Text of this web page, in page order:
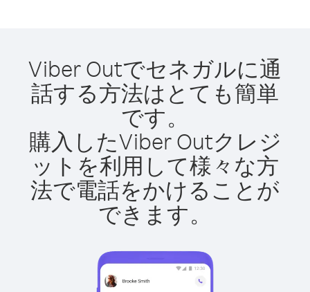
Viber Outでセネガルに通
話する方法はとても簡単
です。
購入したViber Outクレジ
ットを利用して様々な方
法で電話をかけることが
できます。